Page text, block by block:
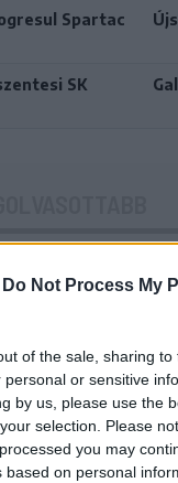
Do Not Process My
of the sale, sharing
personal or sensitive
by us, please use the
selection. Please
you may
based on personal
Spartac
SK
résztvevő lesz
ASA ellen folytatja
kilenc hónapra